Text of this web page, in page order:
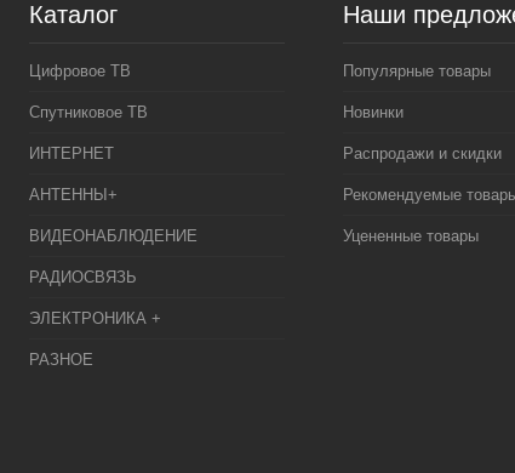
Каталог
Цифровое ТВ
Спутниковое ТВ
ИНТЕРНЕТ
АНТЕННЫ+
ВИДЕОНАБЛЮДЕНИЕ
РАДИОСВЯЗЬ
ЭЛЕКТРОНИКА +
РАЗНОЕ
Наши
Популярные товары
Новинки
Распродажи и скидки
Рекомендуемые
Уцененные товары